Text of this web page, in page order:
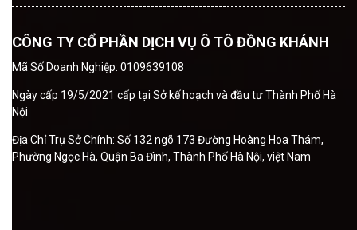
CÔNG TY CỔ PHẦN DỊCH VỤ Ô TÔ ĐỒNG KHÁNH
Mã Số Doanh Nghiệp: 0109639108
Ngày cấp 19/5/2021 cấp tại Sở kế hoạch và đầu tư Thành Phố Hà
Nội
Địa Chỉ Trụ Sở Chính: Số 132 ngõ 173 Đường Hoàng Hoa Thám,
Phường Ngọc Hà, Quận Ba Đình, Thành Phố Hà Nội, việt Nam